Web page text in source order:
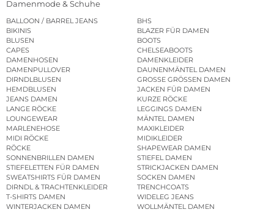
Damenmode & Schuhe
BALLOON / BARREL JEANS
BHS
BIKINIS
BLAZER FÜR DAMEN
BLUSEN
BOOTS
CAPES
CHELSEABOOTS
DAMENHOSEN
DAMENKLEIDER
DAMENPULLOVER
DAUNENMÄNTEL DAMEN
DIRNDLBLUSEN
GROSSE GRÖSSEN DAMEN
HEMDBLUSEN
JACKEN FÜR DAMEN
JEANS DAMEN
KURZE RÖCKE
LANGE RÖCKE
LEGGINGS DAMEN
LOUNGEWEAR
MÄNTEL DAMEN
MARLENEHOSE
MAXIKLEIDER
MIDI RÖCKE
MIDIKLEIDER
RÖCKE
SHAPEWEAR DAMEN
SONNENBRILLEN DAMEN
STIEFEL DAMEN
STIEFELETTEN FÜR DAMEN
STRICKJACKEN DAMEN
SWEATSHIRTS FÜR DAMEN
SOCKEN DAMEN
DIRNDL & TRACHTENKLEIDER
TRENCHCOATS
T-SHIRTS DAMEN
WIDELEG JEANS
WINTERJACKEN DAMEN
WOLLMÄNTEL DAMEN